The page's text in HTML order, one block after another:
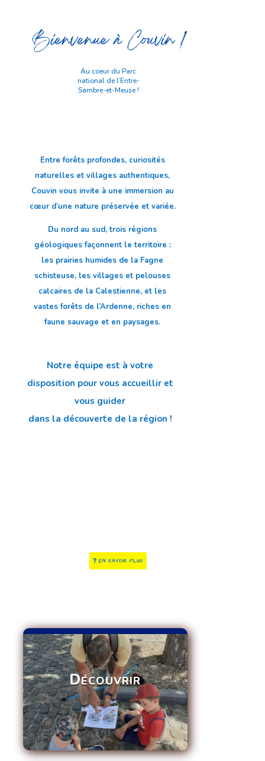
Au coeur du Parc
national de l’Entre-
Sambre-et-Meuse !
Entre forêts profondes, curiosités
naturelles et villages authentiques,
Couvin vous invite à une immersion au
cœur d’une nature préservée et variée.
Du nord au sud, trois régions
géologiques façonnent le territoire :
les prairies humides de la Fagne
schisteuse, les villages et pelouses
calcaires de la Calestienne, et les
vastes forêts de l’Ardenne, riches en
faune sauvage et en paysages.
Notre équipe est à votre
disposition pour vous accueillir et
vous guider
dans la découverte de la région !
EN SAVOIR PLUS
Découvrir